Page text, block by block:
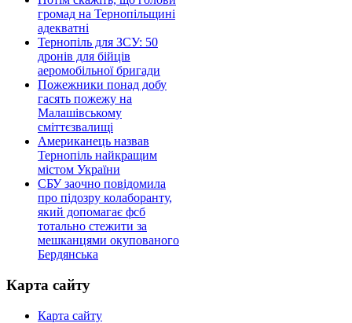
громад на Тернопільщині
адекватні
Тернопіль для ЗСУ: 50
дронів для бійців
аеромобільної бригади
Пожежники понад добу
гасять пожежу на
Малашівському
сміттєзвалищі
Американець назвав
Тернопіль найкращим
містом України
СБУ заочно повідомила
про підозру колаборанту,
який допомагає фсб
тотально стежити за
мешканцями окупованого
Бердянська
Карта сайту
Карта сайту